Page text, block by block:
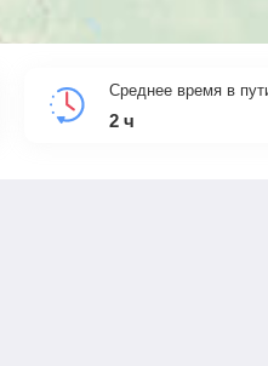
Среднее время в
2 ч